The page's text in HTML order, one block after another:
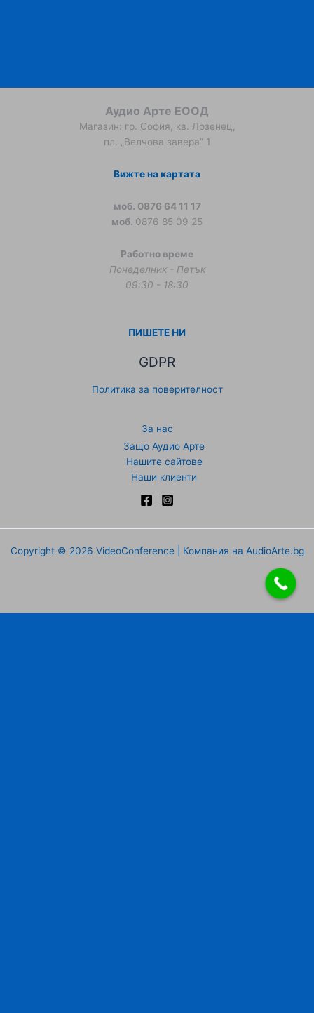
Аудио Арте ЕООД
Магазин: гр. София, кв. Лозенец,
пл. „Велчова завера” 1
Вижте на картата
моб. 0876 64 11 17
моб. 0876 85 09 25
Работно време
Понеделник - Петък
09:30 - 18:30
ПИШЕТЕ НИ
GDPR
Политика за поверителност
За нас
Защо Аудио Арте
Нашите сайтове
Наши клиенти
Copyright © 2026 VideoConference | Компания на AudioArte.bg